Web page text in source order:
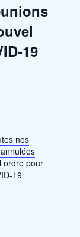
19
nos
ordre pour
19